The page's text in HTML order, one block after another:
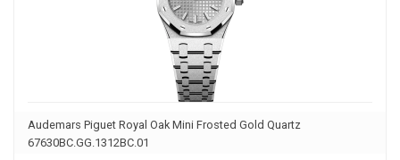
Audemars Piguet Royal Oak Mini Frosted Gold Quartz
67630BC.GG.1312BC.01